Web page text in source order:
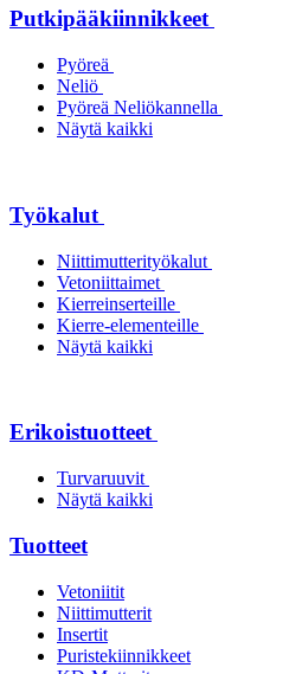
Putkipääkiinnikkeet
Pyöreä
Neliö
Pyöreä Neliökannella
Näytä kaikki
Työkalut
Niittimutterityökalut
Vetoniittaimet
Kierreinserteille
Kierre-elementeille
Näytä kaikki
Erikoistuotteet
Turvaruuvit
Näytä kaikki
Tuotteet
Vetoniitit
Niittimutterit
Insertit
Puristekiinnikkeet